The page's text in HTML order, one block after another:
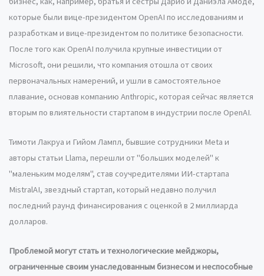
которые были вице-президентом OpenAI по исследованиям и
разработкам и вице-президентом по политике безопасности.
После того как OpenAI получила крупные инвестиции от
Microsoft, они решили, что компания отошла от своих
первоначальных намерений, и ушли в самостоятельное
плавание, основав компанию Anthropic, которая сейчас является
вторым по влиятельности стартапом в индустрии после OpenAI.
Тимоти Лакруа и Гийом Лампл, бывшие сотрудники Meta и
авторы статьи Llama, перешли от "больших моделей" к
"маленьким моделям", став соучредителями ИИ-стартапа
MistralAI, звездный стартап, который недавно получил
последний раунд финансирования с оценкой в 2 миллиарда
долларов.
Проблемой могут стать и технологические мейджоры,
ограниченные своим унаследованным бизнесом и неспособные